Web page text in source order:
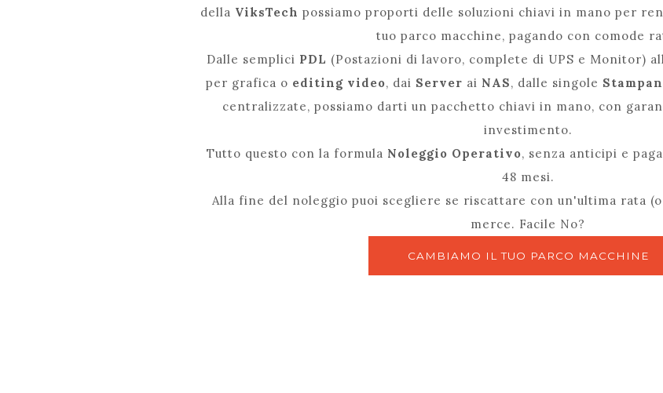
della ViksTech possiamo proporti delle soluzioni chiavi in mano per
tuo parco macchine, pagando con comode
Dalle semplici PDL (Postazioni di lavoro, complete di UPS e Monitor)
per grafica o editing video, dai Server ai NAS, dalle singole
centralizzate, possiamo darti un pacchetto chiavi in mano, con
investimento.
Tutto questo con la formula Noleggio Operativo, senza anticipi e
48 mesi.
Alla fine del noleggio puoi scegliere se riscattare con un'ultima rata
merce. Facile No?
CAMBIAMO IL TUO PARCO MACCHINE